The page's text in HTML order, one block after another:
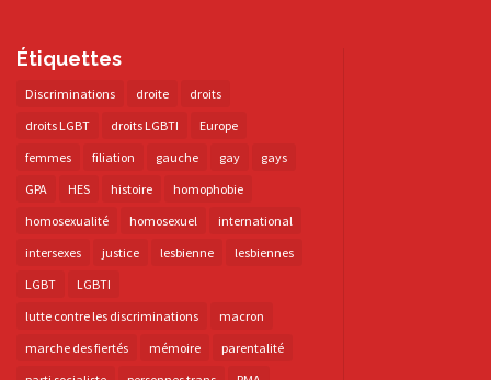
Étiquettes
Discriminations droite
droits
droits LGBT
droits LGBTI
Europe
femmes
filiation gauche gay
gays
GPA
HES histoire
homophobie
homosexualité
homosexuel
international
intersexes
justice lesbienne
lesbiennes
LGBT
LGBTI
lutte contre les discriminations
macron
marche des fiertés
mémoire
parentalité